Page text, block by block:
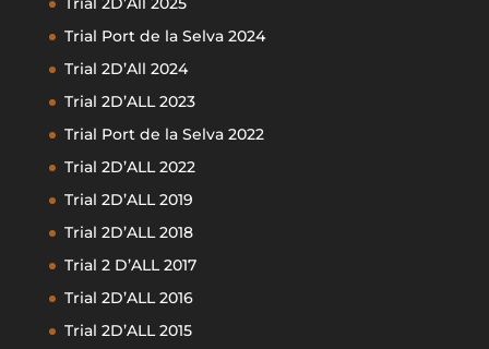
Trial Port de la Selva 2024
Trial 2D’All 2024
Trial 2D’ALL 2023
Trial Port de la Selva 2022
Trial 2D’ALL 2022
Trial 2D’ALL 2019
Trial 2D’ALL 2018
Trial 2 D’ALL 2017
Trial 2D’ALL 2016
Trial 2D’ALL 2015